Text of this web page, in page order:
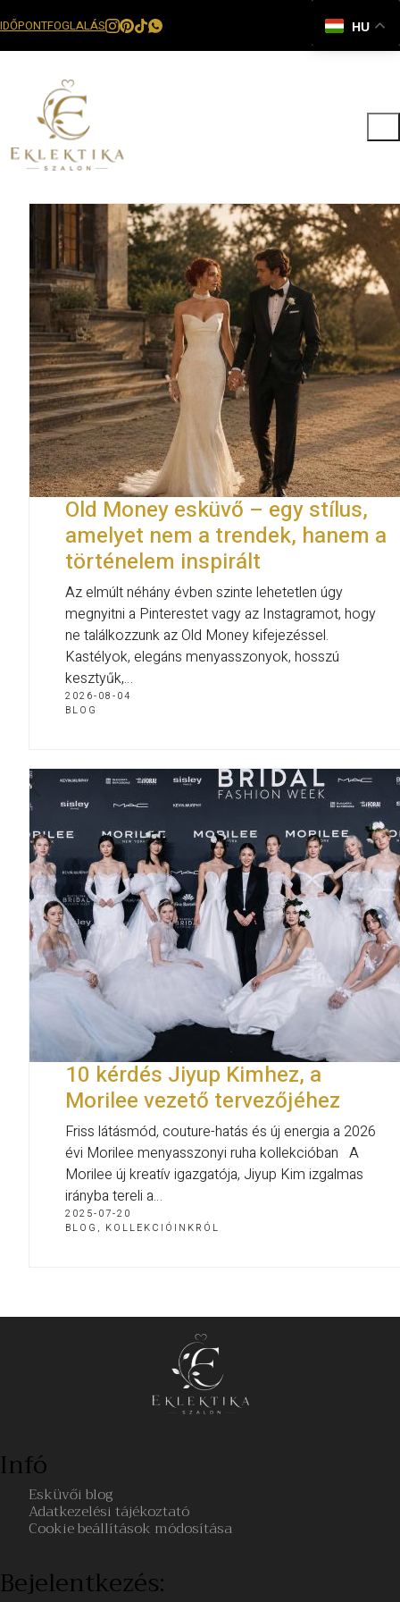
IDŐPONTFOGLALÁS HU
Old Money esküvő – egy stílus,
amelyet nem a trendek, hanem a
történelem inspirált
Az elmúlt néhány évben szinte lehetetlen úgy
megnyitni a Pinterestet vagy az Instagramot, hogy
ne találkozzunk az Old Money kifejezéssel.
Kastélyok, elegáns menyasszonyok, hosszú
kesztyűk,…
2026-08-04
BLOG
10 kérdés Jiyup Kimhez, a
Morilee vezető tervezőjéhez
Friss látásmód, couture-hatás és új energia a 2026
évi Morilee menyasszonyi ruha kollekcióban A
Morilee új kreatív igazgatója, Jiyup Kim izgalmas
irányba tereli a…
2025-07-20
BLOG , KOLLEKCIÓINKRÓL
Infó
Esküvői blog
Adatkezelési tájékoztató
Cookie beállítások módosítása
Bejelentkezés: